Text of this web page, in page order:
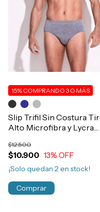
Slip Trifil Sin Costura
Alto Microfibra y Lycra
$10.900
$12.500
13% OFF
15% COMPRANDO 3 O MÁS
¡Solo quedan 2en stock!
Comprar